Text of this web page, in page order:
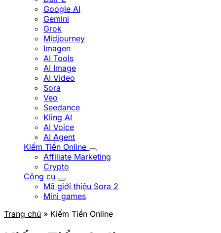
Google AI
Gemini
Grok
Midjourney
Imagen
AI Tools
AI Image
AI Video
Sora
Veo
Seedance
Kling AI
AI Voice
AI Agent
Kiếm Tiền Online
Affiliate Marketing
Crypto
Công cụ
Mã giới thiệu Sora 2
Mini games
Trang chủ » Kiếm Tiền Online